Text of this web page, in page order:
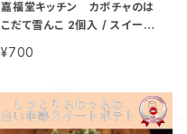
嘉福堂キッチン カボチャのは
こだて雪んこ 2個入 / スイート
館 手作り スイーツ 取り寄せ 人
¥700